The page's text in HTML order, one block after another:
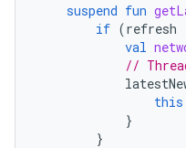
suspend fun
if (refresh
val
//
this
}
}